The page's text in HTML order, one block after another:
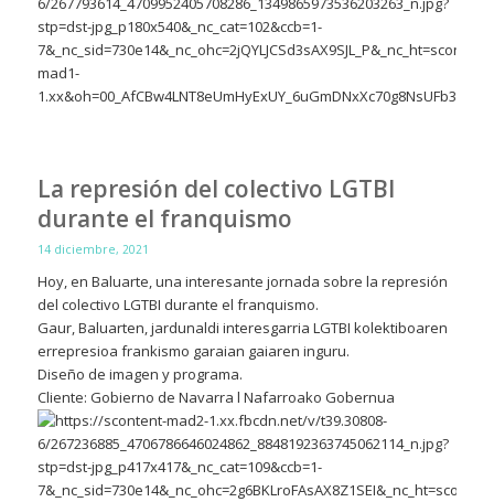
La represión del colectivo LGTBI
durante el franquismo
14 diciembre, 2021
Hoy, en Baluarte, una interesante jornada sobre la represión
del colectivo LGTBI durante el franquismo.
Gaur, Baluarten, jardunaldi interesgarria LGTBI kolektiboaren
errepresioa frankismo garaian gaiaren inguru.
Diseño de imagen y programa.
Cliente: Gobierno de Navarra l Nafarroako Gobernua